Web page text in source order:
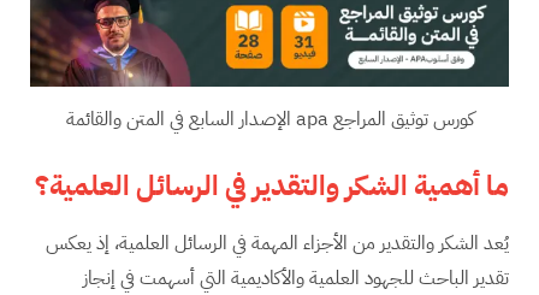
كورس توثيق المراجع apa الإصدار السابع في المتن والقائمة
ما أهمية الشكر والتقدير في الرسائل العلمية؟
يُعد الشكر والتقدير من الأجزاء المهمة في الرسائل العلمية، إذ يعكس
تقدير الباحث للجهود العلمية والأكاديمية التي أسهمت في إنجاز